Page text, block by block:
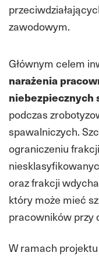
zawodowym.
Głównym celem
narażenia
niebezpiecznych
podczas
spawalniczych.
ograniczeniu
oraz frakcji
który może mieć
pracowników przy
W ramach